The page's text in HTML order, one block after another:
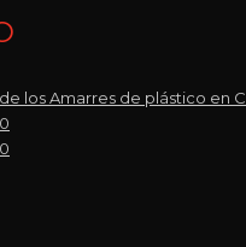
los Amarres de plástico en